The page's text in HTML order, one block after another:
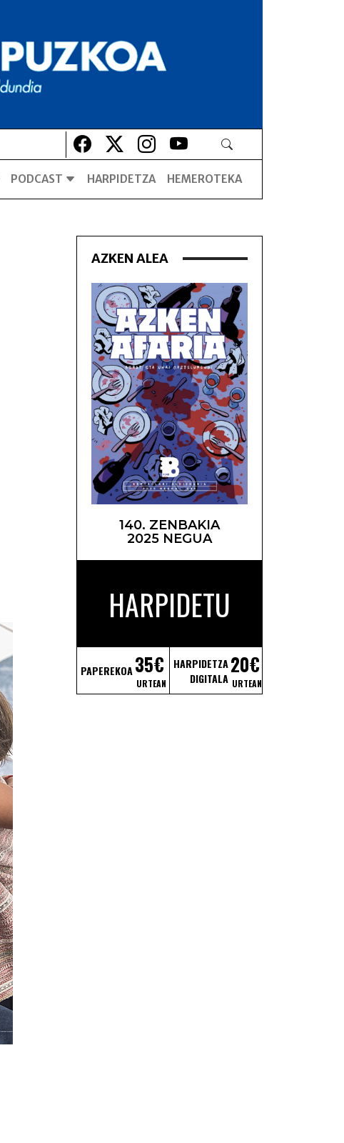
Lehio berrian irekiko da
Lehio berrian irekiko da
Lehio berrian irekiko da
Lehio berrian irekiko da
PODCAST HARPIDETZA HEMEROTEKA
AZKEN ALEA
140. ZENBAKIA
2025 NEGUA
HARPIDETU
PAPEREKOA35€
URTEAN
HARPIDETZA
DIGITALA
20€
URTEAN